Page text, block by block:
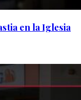
en la Iglesia